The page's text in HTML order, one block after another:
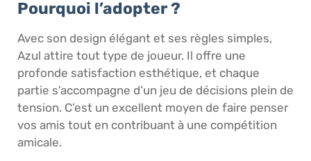
Pourquoi l’adopter ?
Avec son design élégant et ses règles simples,
Azul attire tout type de joueur. Il offre une
profonde satisfaction esthétique, et chaque
partie s’accompagne d’un jeu de décisions plein de
tension. C’est un excellent moyen de faire penser
vos amis tout en contribuant à une compétition
amicale.